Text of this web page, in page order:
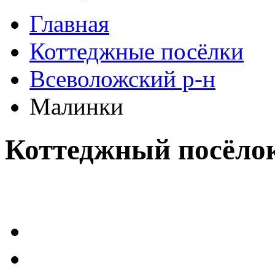
Главная
Коттеджные посёлки
Всеволожский р-н
Малинки
Коттеджный